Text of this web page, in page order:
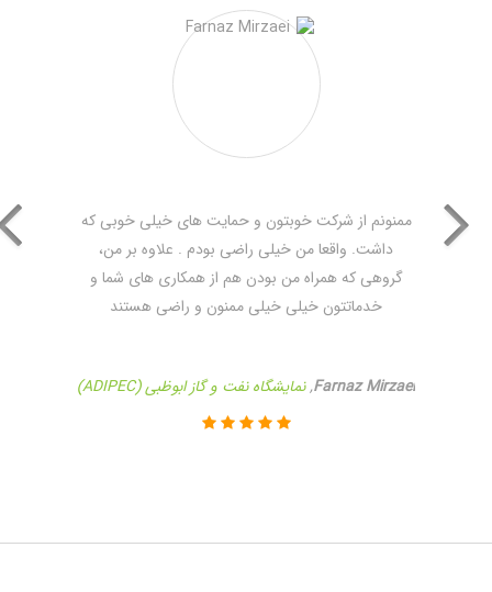
ممنونم از شرکت خوبتون و حمایت های خیلی خوبی که
داشت. واقعا من خیلی راضی بودم . علاوه بر من،
گروهی که همراه من بودن هم از همکاری های شما و
خدماتتون خیلی خیلی ممنون و راضی هستند
Farnaz Mirzaei
,نمایشگاه نفت و گاز ابوظبی (ADIPEC)